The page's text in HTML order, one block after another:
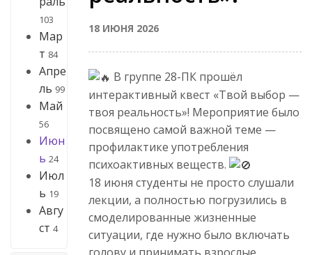
103
Мар
т 84
Апре
ль 99
Май
56
Июн
ь 24
Июл
ь 19
Авгу
ст 4
18 ИЮНЯ 2026
В группе 28-ПК прошёл
интерактивный квест «Твой выбор —
твоя реальность»! Мероприятие было
посвящено самой важной теме —
профилактике употребления
психоактивных веществ.
18 июня студенты не просто слушали
лекции, а полностью погрузились в
смоделированные жизненные
ситуации, где нужно было включать